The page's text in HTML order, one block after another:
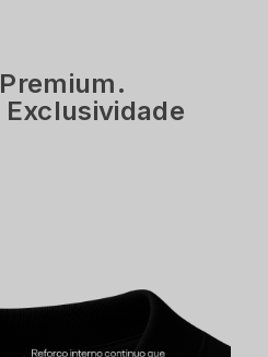
Exclusividade